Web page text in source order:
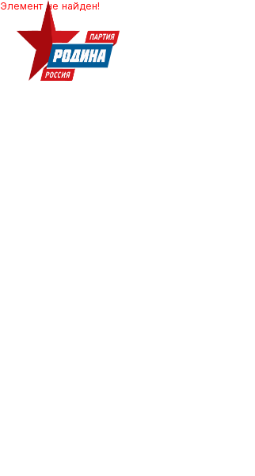
Элемент не найден!